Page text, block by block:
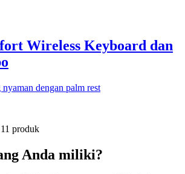
Wireless Keyboard dan
dengan palm rest
produk
Anda miliki?